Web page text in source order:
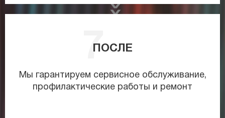
ПОСЛЕ
Мы гарантируем сервисное обслуживание,
профилактические работы и ремонт